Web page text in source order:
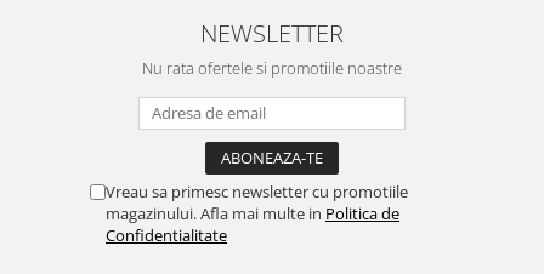
NEWSLETTER
Nu rata ofertele si promotiile noastre
Vreau sa primesc newsletter cu promotiile
magazinului. Afla mai multe in Politica de
Confidentialitate